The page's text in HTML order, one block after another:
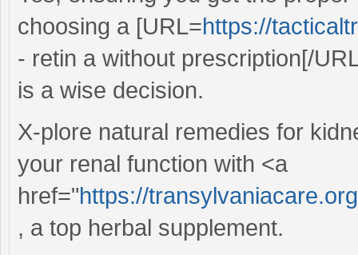
choosing a [URL=https://
- retin a without prescription[/
is a wise decision.
X-plore natural remedies for
your renal function with <a
href="https://
, a top herbal supplement.